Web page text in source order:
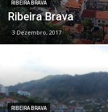
RIBEIRA BRAVA
Ribeira Brava
3 Dezembro, 2017
RIBEIRA BRAVA